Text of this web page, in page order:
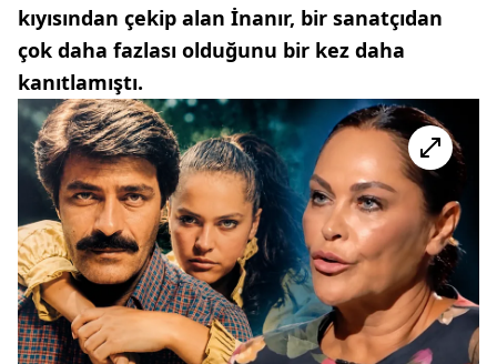
kıyısından çekip alan İnanır, bir sanatçıdan
çok daha fazlası olduğunu bir kez daha
kanıtlamıştı.